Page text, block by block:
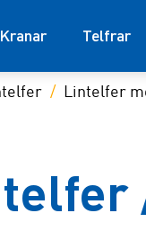
Kranar Telfrar
Lintelfer